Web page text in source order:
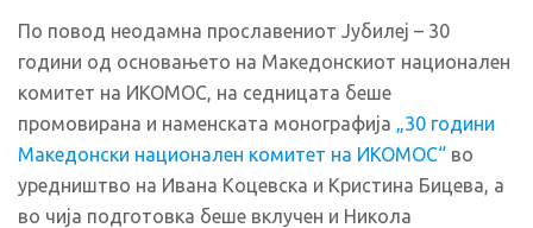
По повод неодамна прославениот Јубилеј – 30
години од основањето на Македонскиот национален
комитет на ИКОМОС, на седницата беше
промовирана и наменската монографија „30 години
Македонски национален комитет на ИКОМОС“ во
уредништво на Ивана Коцевска и Кристина Бицева, а
во чија подготовка беше вклучен и Никола